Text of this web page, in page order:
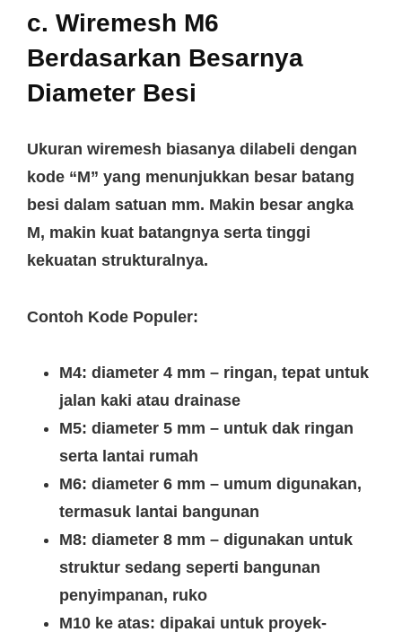
c. Wiremesh M6
Berdasarkan Besarnya
Diameter Besi
Ukuran wiremesh biasanya dilabeli dengan
kode “M” yang menunjukkan besar batang
besi dalam satuan mm. Makin besar angka
M, makin kuat batangnya serta tinggi
kekuatan strukturalnya.
Contoh Kode Populer:
M4: diameter 4 mm – ringan, tepat untuk
jalan kaki atau drainase
M5: diameter 5 mm – untuk dak ringan
serta lantai rumah
M6: diameter 6 mm – umum digunakan,
termasuk lantai bangunan
M8: diameter 8 mm – digunakan untuk
struktur sedang seperti bangunan
penyimpanan, ruko
M10 ke atas: dipakai untuk proyek-